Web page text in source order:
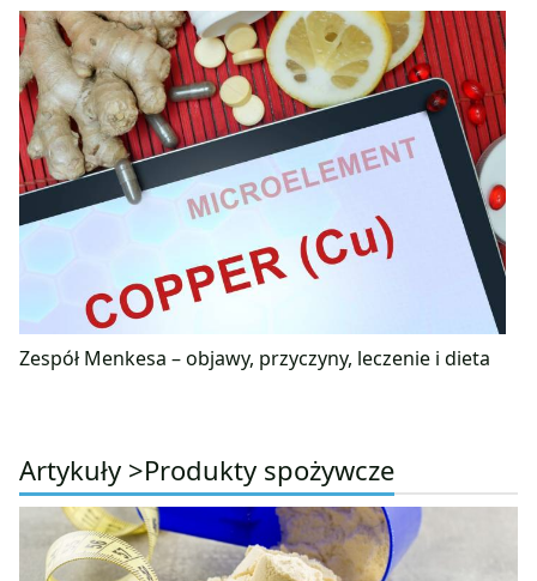
Zespół Menkesa – objawy, przyczyny, leczenie i dieta
Artykuły >Produkty spożywcze